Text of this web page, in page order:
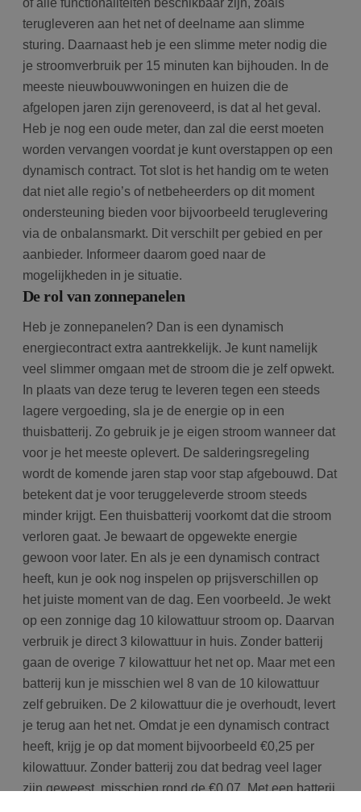
terugleveren aan het net of deelname aan slimme
sturing. Daarnaast heb je een slimme meter nodig die
je stroomverbruik per 15 minuten kan bijhouden. In de
meeste nieuwbouwwoningen en huizen die de
afgelopen jaren zijn gerenoveerd, is dat al het geval.
Heb je nog een oude meter, dan zal die eerst moeten
worden vervangen voordat je kunt overstappen op een
dynamisch contract. Tot slot is het handig om te weten
dat niet alle regio’s of netbeheerders op dit moment
ondersteuning bieden voor bijvoorbeeld teruglevering
via de onbalansmarkt. Dit verschilt per gebied en per
aanbieder. Informeer daarom goed naar de
mogelijkheden in je situatie.
De rol van zonnepanelen
Heb je zonnepanelen? Dan is een dynamisch
energiecontract extra aantrekkelijk. Je kunt namelijk
veel slimmer omgaan met de stroom die je zelf opwekt.
In plaats van deze terug te leveren tegen een steeds
lagere vergoeding, sla je de energie op in een
thuisbatterij. Zo gebruik je je eigen stroom wanneer dat
voor je het meeste oplevert. De salderingsregeling
wordt de komende jaren stap voor stap afgebouwd. Dat
betekent dat je voor teruggeleverde stroom steeds
minder krijgt. Een thuisbatterij voorkomt dat die stroom
verloren gaat. Je bewaart de opgewekte energie
gewoon voor later. En als je een dynamisch contract
heeft, kun je ook nog inspelen op prijsverschillen op
het juiste moment van de dag. Een voorbeeld. Je wekt
op een zonnige dag 10 kilowattuur stroom op. Daarvan
verbruik je direct 3 kilowattuur in huis. Zonder batterij
gaan de overige 7 kilowattuur het net op. Maar met een
batterij kun je misschien wel 8 van de 10 kilowattuur
zelf gebruiken. De 2 kilowattuur die je overhoudt, levert
je terug aan het net. Omdat je een dynamisch contract
heeft, krijg je op dat moment bijvoorbeeld €0,25 per
kilowattuur. Zonder batterij zou dat bedrag veel lager
zijn geweest, misschien rond de €0,07. Met een batterij